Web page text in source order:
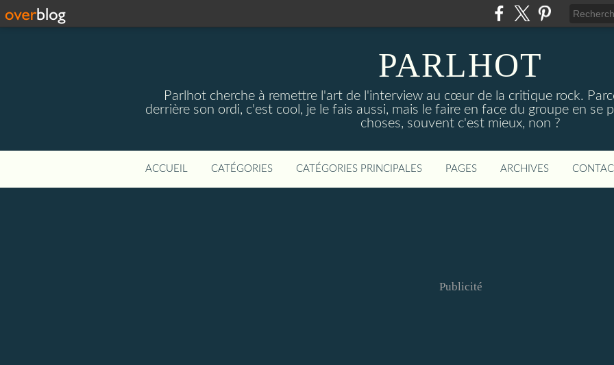
PARLHOT
Parlhot cherche à remettre l'art de l'interview au cœur de la critique rock.
derrière son ordi, c'est cool, je le fais aussi, mais le faire en face du groupe en se
choses, souvent c'est mieux, non ?
ACCUEIL CATÉGORIES CATÉGORIES PRINCIPALES PAGES ARCHIVES
Publicité